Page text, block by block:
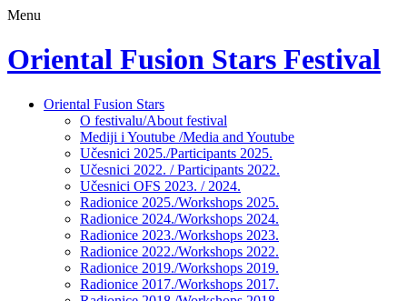
Menu
Oriental Fusion Stars Festival
Skip
Oriental Fusion Stars
O festivalu/About festival
Mediji i Youtube /Media and Youtube
Učesnici 2025./Participants 2025.
Učesnici 2022. / Participants 2022.
Učesnici OFS 2023. / 2024.
Radionice 2025./Workshops 2025.
Radionice 2024./Workshops 2024.
Radionice 2023./Workshops 2023.
Radionice 2022./Workshops 2022.
Radionice 2019./Workshops 2019.
Radionice 2017./Workshops 2017.